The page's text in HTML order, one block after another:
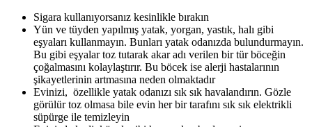
Sigara kullanıyorsanız kesinlikle bırakın
Yün ve tüyden yapılmış yatak, yorgan, yastık, halı gibi
eşyaları kullanmayın. Bunları yatak odanızda bulundurmayın.
Bu gibi eşyalar toz tutarak akar adı verilen bir tür böceğin
çoğalmasını kolaylaştırır. Bu böcek ise alerji hastalarının
şikayetlerinin artmasına neden olmaktadır
Evinizi, özellikle yatak odanızı sık sık havalandırın. Gözle
görülür toz olmasa bile evin her bir tarafını sık sık elektrikli
süpürge ile temizleyin